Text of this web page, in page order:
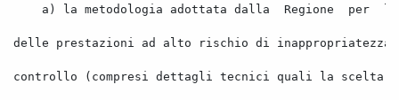
a) la metodologia adottata dalla Regione per
delle prestazioni ad alto rischio di inappropriatezza
controllo (compresi dettagli tecnici quali la scelta